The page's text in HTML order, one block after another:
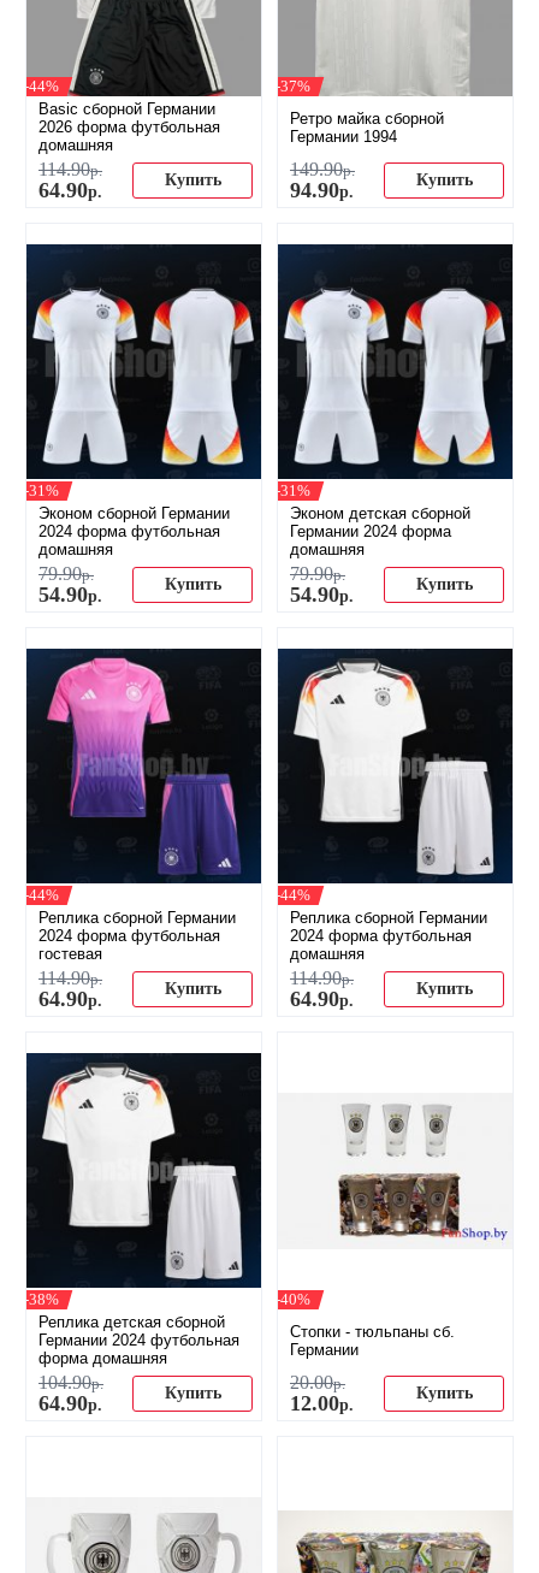
-44%
Basic сборной Германии
2026 форма футбольная
домашняя
114.90р.
64.90р.
Купить
-37%
Ретро майка сборной
Германии 1994
149.90р.
94.90р.
Купить
-31%
Эконом сборной Германии
2024 форма футбольная
домашняя
79.90р.
54.90р.
Купить
-31%
Эконом детская сборной
Германии 2024 форма
домашняя
79.90р.
54.90р.
Купить
-44%
Реплика сборной Германии
2024 форма футбольная
гостевая
114.90р.
64.90р.
Купить
-44%
Реплика сборной Германии
2024 форма футбольная
домашняя
114.90р.
64.90р.
Купить
-38%
Реплика детская сборной
Германии 2024 футбольная
форма домашняя
104.90р.
64.90р.
Купить
-40%
Стопки - тюльпаны сб.
Германии
20.00р.
12.00р.
Купить